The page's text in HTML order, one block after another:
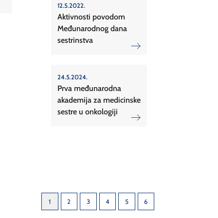
12.5.2022.
Aktivnosti povodom
Međunarodnog dana
sestrinstva
24.5.2024.
Prva međunarodna
akademija za medicinske
sestre u onkologiji
1 2 3 4 5 6